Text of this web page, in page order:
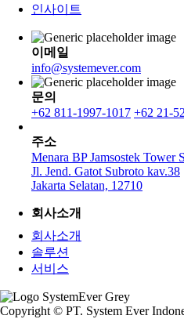
인사이트
이메일
info@systemever.com
문의
+62 811-1997-1017 +62 21-
주소
Menara BP Jamsostek Tower
Jl. Jend. Gatot Subroto kav.38
Jakarta Selatan, 12710
회사소개
회사소개
솔루션
서비스
Copyright © PT. System Ever